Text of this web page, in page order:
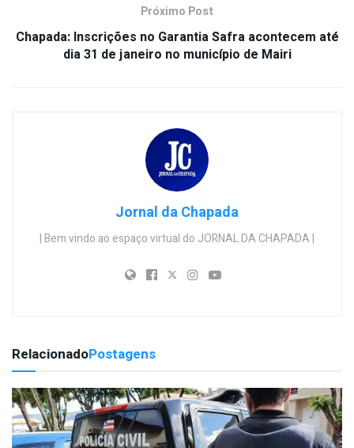
Próximo Post
Chapada: Inscrições no Garantia Safra acontecem até
dia 31 de janeiro no município de Mairi
Jornal da Chapada
| Bem vindo ao espaço virtual do JORNAL DA CHAPADA |
RelacionadoPostagens